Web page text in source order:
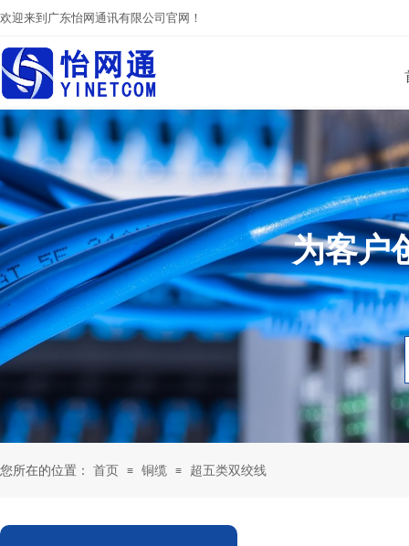
欢迎来到广东怡网通讯有限公司官网！
为客户
您所在的位置： 首页 ≡ 铜缆 ≡ 超五类双绞线